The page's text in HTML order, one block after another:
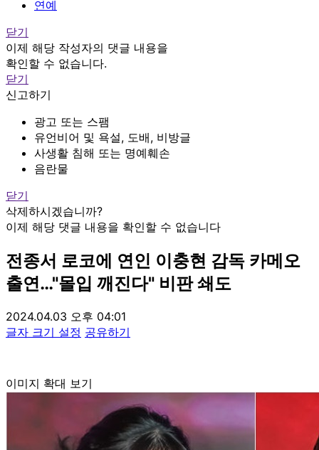
연예
닫기
이제 해당 작성자의 댓글 내용을
확인할 수 없습니다.
닫기
신고하기
광고 또는 스팸
유언비어 및 욕설, 도배, 비방글
사생활 침해 또는 명예훼손
음란물
닫기
삭제하시겠습니까?
이제 해당 댓글 내용을 확인할 수 없습니다
전종서 로코에 연인 이충현 감독 카메오
출연…"몰입 깨진다" 비판 쇄도
2024.04.03 오후 04:01
글자 크기 설정 공유하기
이미지 확대 보기